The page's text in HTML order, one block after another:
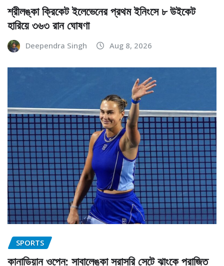
শ্রীলঙ্কা ক্রিকেট ইলেভেনের প্রথম ইনিংসে ৮ উইকেট
হারিয়ে ৩৬৩ রান ঘোষণা
Deependra Singh Aug 8, 2026
SPORTS
কানাডিয়ান ওপেন: সাবালেঙ্কা সরাসরি সেটে ঝাংকে পরাজিত